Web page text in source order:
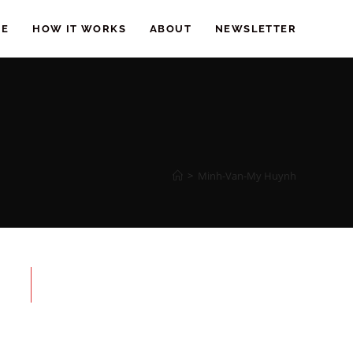
HOW IT WORKS ABOUT NEWSLETTER
> Minh-Van-My Huynh